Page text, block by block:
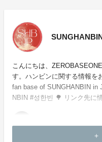
こんにちは、
す。ハンビンに関する情報を
fan base of SUNGHANBIN
NBIN #성한빈 🌳 リンク先に
add